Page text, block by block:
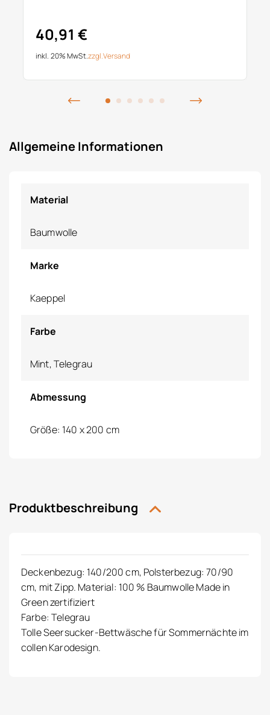
40,91 €
inkl. 20% MwSt.zzgl.Versand
Allgemeine Informationen
Material
Baumwolle
Marke
Kaeppel
Farbe
Mint, Telegrau
Abmessung
Größe: 140 x 200 cm
Produktbeschreibung
Deckenbezug: 140/200 cm, Polsterbezug: 70/90
cm, mit Zipp. Material: 100 % Baumwolle Made in
Green zertifiziert
Farbe: Telegrau
Tolle Seersucker-Bettwäsche für Sommernächte im
collen Karodesign.